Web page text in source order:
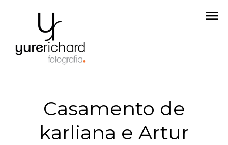
menu
Casamento de
karliana e Artur